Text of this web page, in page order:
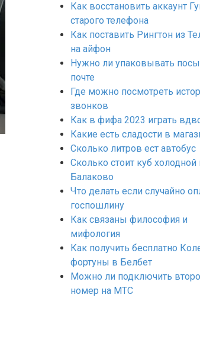
Как восстановить аккаунт
старого телефона
Как поставить Рингтон из
на айфон
Нужно ли упаковывать
почте
Где можно посмотреть
звонков
Как в фифа 2023 играть
Какие есть сладости в
Сколько литров ест автобус
Сколько стоит куб
Балаково
Что делать если случайно
госпошлину
Как связаны философия и
мифология
Как получить бесплатно
фортуны в Белбет
Можно ли подключить
номер на МТС